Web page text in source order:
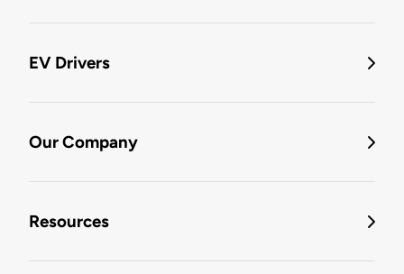
EV Drivers
Our Company
Resources